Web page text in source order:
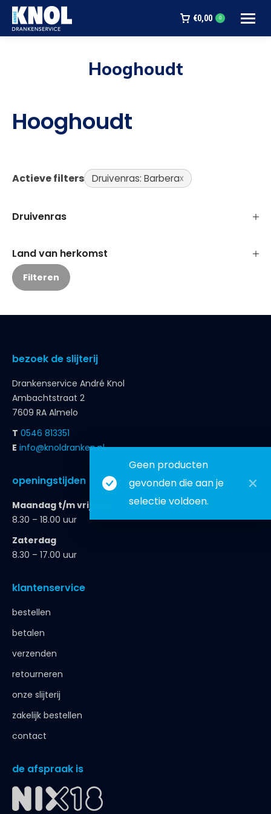
€0,00 0
Hooghoudt
Geen producten
gevonden die aan je
selectie voldoen.
Hooghoudt
Actieve filters Druivenras: Barbera
Druivenras
Land van herkomst
Filteren
bezoek de slijterij
Drankenservice André Knol
Ambachtstraat 2
7609 RA Almelo
T 0546 813351
E info@knoldranken.nl
openingstijden
Maandag t/m vrijdag
8.30 – 18.00 uur
Zaterdag
8.30 – 17.00 uur
klantenservice
bestellen
betalen
verzenden
retourneren
onze slijterij
zakelijk bestellen
contact
de afspraak is